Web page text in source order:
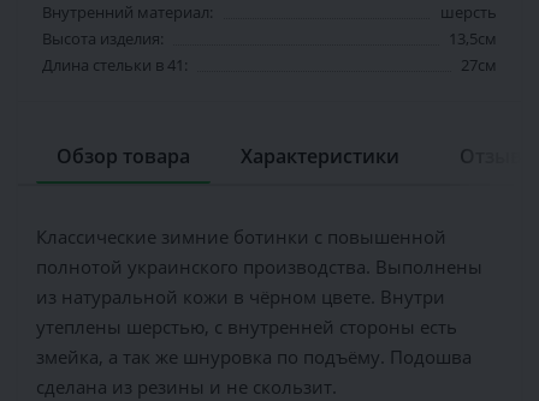
Внутренний материал:
шерсть
Высота изделия:
13,5см
Длина стельки в 41:
27см
Обзор товара Характеристики
Классические зимние ботинки с повышенной
полнотой украинского производства. Выполнены
из натуральной кожи в чёрном цвете. Внутри
утеплены шерстью, с внутренней стороны есть
змейка, а так же шнуровка по подъёму. Подошва
сделана из резины и не скользит.